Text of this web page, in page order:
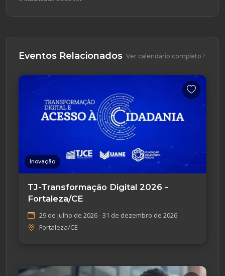
Eventos Relacionados Ver calendário completo
Inovação
TJ-Transformação Digital 2026 -
Fortaleza/CE
29 de julho de 2026 - 31 de dezembro de 2026
Fortaleza/CE